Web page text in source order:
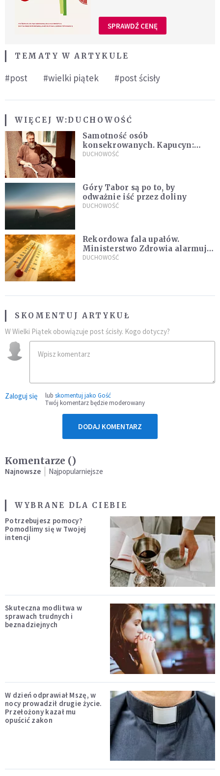
SPRAWDŹ CENĘ
TEMATY W ARTYKULE
#post #wielki piątek #post ścisły
WIĘCEJ W:DUCHOWOŚĆ
Samotność osób
konsekrowanych. Kapucyn:
Życie w pojedynkę rzadko jest
DUCHOWOŚĆ
Góry Tabor są po to, by
odważnie iść przez doliny
DUCHOWOŚĆ
Rekordowa fala upałów.
Ministerstwo Zdrowia alarmuje
po doświadczeniach z czerwca
DUCHOWOŚĆ
SKOMENTUJ ARTYKUŁ
W Wielki Piątek obowiązuje post ścisły. Kogo dotyczy?
Zaloguj się lub skomentuj jako Gość
Twój komentarz będzie moderowany
DODAJ KOMENTARZ
Komentarze ()
Najnowsze Najpopularniejsze
WYBRANE DLA CIEBIE
Potrzebujesz pomocy?
Pomodlimy się w Twojej
intencji
Skuteczna modlitwa w
sprawach trudnych i
beznadziejnych
W dzień odprawiał Mszę, w
nocy prowadził drugie życie.
Przełożony kazał mu
opuścić zakon